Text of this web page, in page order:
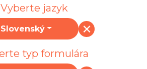
Vyberte jazyk
Slovenský
typ formulára